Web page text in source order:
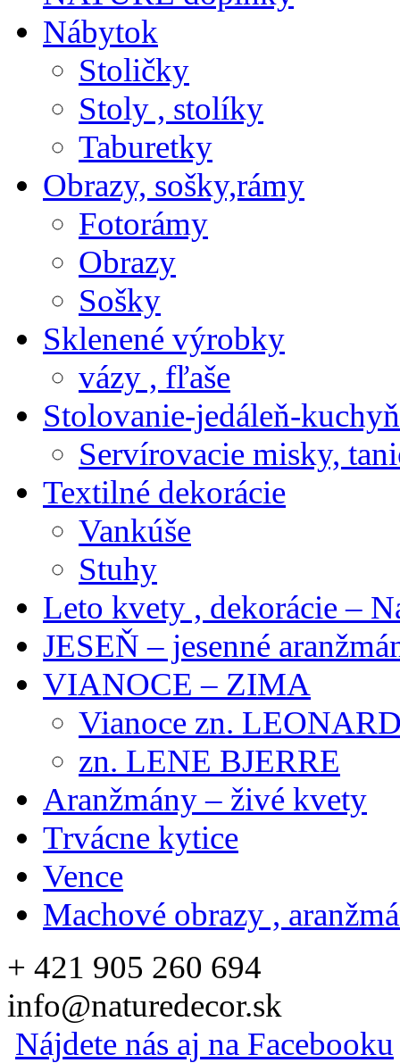
Nábytok
Stoličky
Stoly , stolíky
Taburetky
Obrazy, sošky,rámy
Fotorámy
Obrazy
Sošky
Sklenené výrobky
vázy , fľaše
Stolovanie-jedáleň-
Servírovacie misky,
Textilné dekorácie
Vankúše
Stuhy
Leto kvety , dekorácie –
JESEŇ – jesenné
VIANOCE – ZIMA
Vianoce zn.
zn. LENE BJERRE
Aranžmány – živé kvety
Trvácne kytice
Vence
Machové obrazy ,
+ 421 905 260 694
info@naturedecor.sk
Nájdete nás aj na Facebooku